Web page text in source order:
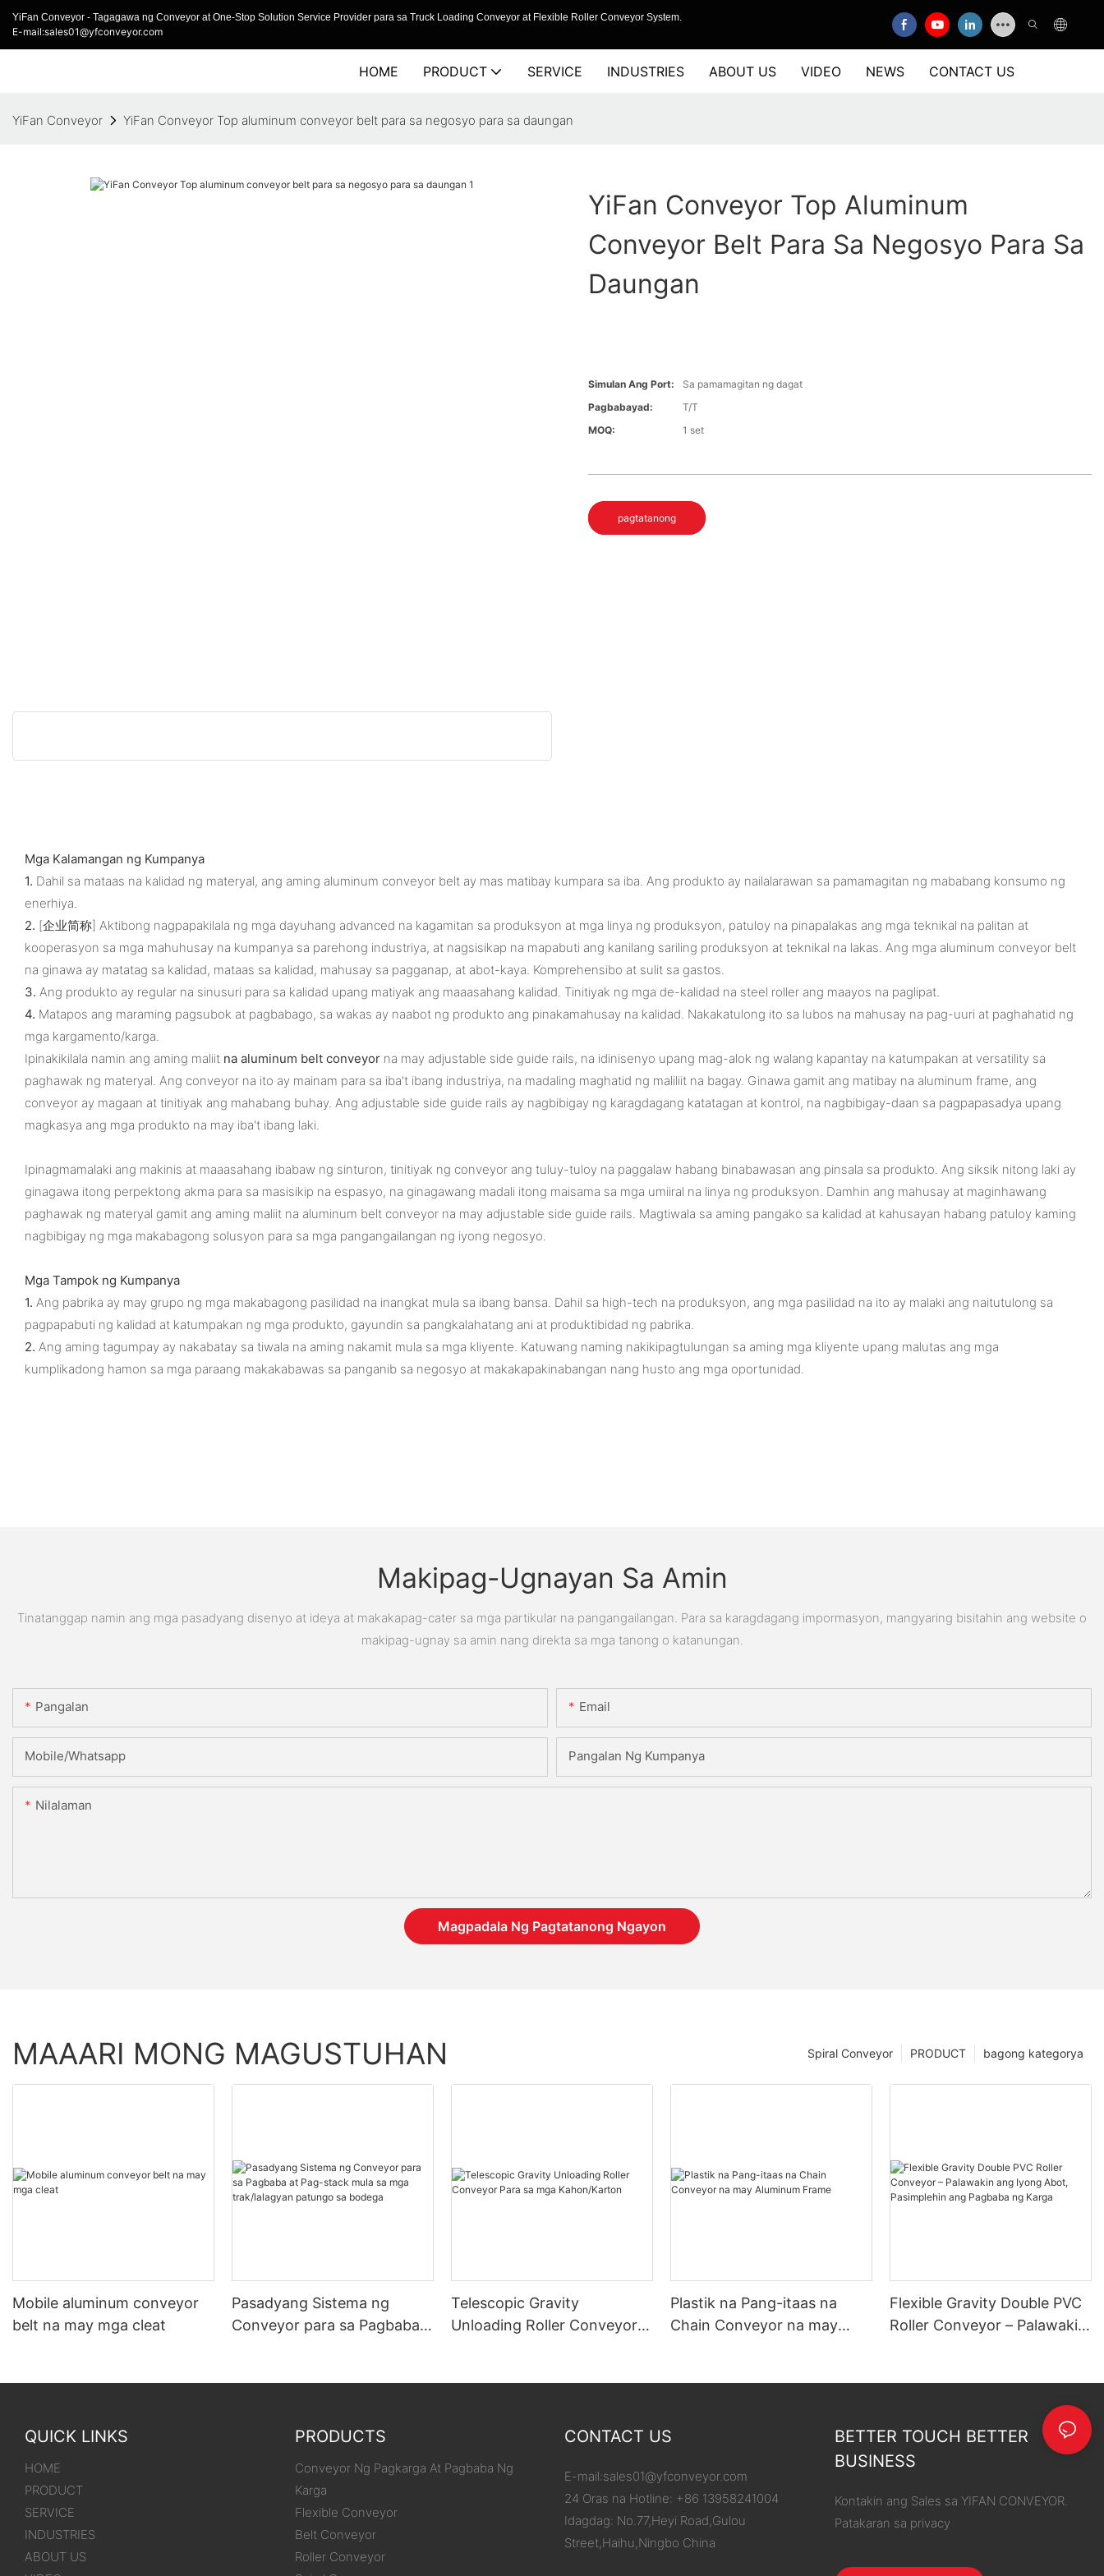
YiFan Conveyor - Tagagawa ng Conveyor at One-Stop Solution Service Provider para sa Truck Loading Conveyor at Flexible Roller Conveyor System.
E-mail:sales01@yfconveyor.com
HOME PRODUCT SERVICE INDUSTRIES ABOUT US VIDEO NEWS CONTACT US
YiFan Conveyor YiFan Conveyor Top aluminum conveyor belt para sa negosyo para sa daungan
YiFan Conveyor Top Aluminum
Conveyor Belt Para Sa Negosyo Para Sa
Daungan
Simulan Ang Port:
Sa pamamagitan ng dagat
Pagbabayad:
T/T
MOQ:
1 set
pagtatanong
Mga Kalamangan ng Kumpanya
1. Dahil sa mataas na kalidad ng materyal, ang aming aluminum conveyor belt ay mas matibay kumpara sa iba. Ang produkto ay nailalarawan sa pamamagitan ng mababang konsumo ng
enerhiya.
2. [企业简称] Aktibong nagpapakilala ng mga dayuhang advanced na kagamitan sa produksyon at mga linya ng produksyon, patuloy na pinapalakas ang mga teknikal na palitan at
kooperasyon sa mga mahuhusay na kumpanya sa parehong industriya, at nagsisikap na mapabuti ang kanilang sariling produksyon at teknikal na lakas. Ang mga aluminum conveyor belt
na ginawa ay matatag sa kalidad, mataas sa kalidad, mahusay sa pagganap, at abot-kaya. Komprehensibo at sulit sa gastos.
3. Ang produkto ay regular na sinusuri para sa kalidad upang matiyak ang maaasahang kalidad. Tinitiyak ng mga de-kalidad na steel roller ang maayos na paglipat.
4. Matapos ang maraming pagsubok at pagbabago, sa wakas ay naabot ng produkto ang pinakamahusay na kalidad. Nakakatulong ito sa lubos na mahusay na pag-uuri at paghahatid ng
mga kargamento/karga.
Ipinakikilala namin ang aming maliit na aluminum belt conveyor na may adjustable side guide rails, na idinisenyo upang mag-alok ng walang kapantay na katumpakan at versatility sa
paghawak ng materyal. Ang conveyor na ito ay mainam para sa iba't ibang industriya, na madaling maghatid ng maliliit na bagay. Ginawa gamit ang matibay na aluminum frame, ang
conveyor ay magaan at tinitiyak ang mahabang buhay. Ang adjustable side guide rails ay nagbibigay ng karagdagang katatagan at kontrol, na nagbibigay-daan sa pagpapasadya upang
magkasya ang mga produkto na may iba't ibang laki.
Ipinagmamalaki ang makinis at maaasahang ibabaw ng sinturon, tinitiyak ng conveyor ang tuluy-tuloy na paggalaw habang binabawasan ang pinsala sa produkto. Ang siksik nitong laki ay
ginagawa itong perpektong akma para sa masisikip na espasyo, na ginagawang madali itong maisama sa mga umiiral na linya ng produksyon. Damhin ang mahusay at maginhawang
paghawak ng materyal gamit ang aming maliit na aluminum belt conveyor na may adjustable side guide rails. Magtiwala sa aming pangako sa kalidad at kahusayan habang patuloy kaming
nagbibigay ng mga makabagong solusyon para sa mga pangangailangan ng iyong negosyo.
Mga Tampok ng Kumpanya
1. Ang pabrika ay may grupo ng mga makabagong pasilidad na inangkat mula sa ibang bansa. Dahil sa high-tech na produksyon, ang mga pasilidad na ito ay malaki ang naitutulong sa
pagpapabuti ng kalidad at katumpakan ng mga produkto, gayundin sa pangkalahatang ani at produktibidad ng pabrika.
2. Ang aming tagumpay ay nakabatay sa tiwala na aming nakamit mula sa mga kliyente. Katuwang naming nakikipagtulungan sa aming mga kliyente upang malutas ang mga
kumplikadong hamon sa mga paraang makakabawas sa panganib sa negosyo at makakapakinabangan nang husto ang mga oportunidad.
Makipag-Ugnayan Sa Amin
Tinatanggap namin ang mga pasadyang disenyo at ideya at makakapag-cater sa mga partikular na pangangailangan. Para sa karagdagang impormasyon, mangyaring bisitahin ang website o
makipag-ugnay sa amin nang direkta sa mga tanong o katanungan.
Pangalan Email
Mobile/Whatsapp Pangalan Ng Kumpanya
Nilalaman
Magpadala Ng Pagtatanong Ngayon
MAAARI MONG MAGUSTUHAN bagong kategorya
PRODUCT
Spiral Conveyor
Mobile aluminum conveyor
belt na may mga cleat
Pasadyang Sistema ng
Conveyor para sa Pagbaba
Telescopic Gravity
Unloading Roller Conveyor
Plastik na Pang-itaas na
Chain Conveyor na may
Flexible Gravity Double PVC
Roller Conveyor – Palawakin
QUICK LINKS
HOME
PRODUCT
SERVICE
INDUSTRIES
ABOUT US
PRODUCTS
Conveyor Ng Pagkarga At Pagbaba Ng
Karga
Flexible Conveyor
Belt Conveyor
Roller Conveyor
CONTACT US
E-mail:sales01@yfconveyor.com
24 Oras na Hotline: +86 13958241004
Idagdag: No.77,Heyi Road,Gulou
Street,Haihu,Ningbo China
BETTER TOUCH BETTER
BUSINESS
Kontakin ang Sales sa YIFAN CONVEYOR.
Patakaran sa privacy